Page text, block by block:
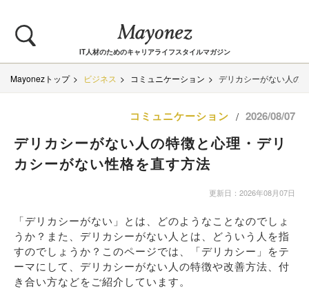
IT人材のためのキャリアライフスタイルマガジン
Mayonezトップ ビジネス コミュニケーション デリカシーがない人の
コミュニケーション / 2026/08/07
デリカシーがない人の特徴と心理・デリ
カシーがない性格を直す方法
更新日：2026年08月07日
「デリカシーがない」とは、どのようなことなのでしょ
うか？また、デリカシーがない人とは、どういう人を指
すのでしょうか？このページでは、「デリカシー」をテ
ーマにして、デリカシーがない人の特徴や改善方法、付
き合い方などをご紹介しています。